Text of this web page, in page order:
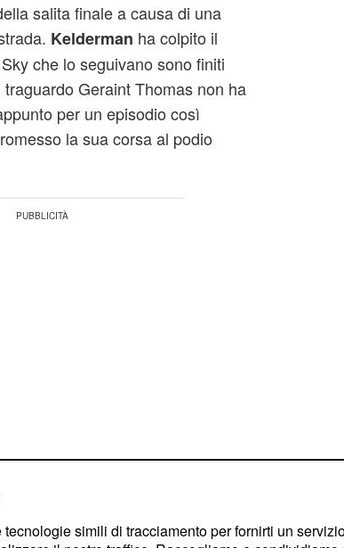
salita finale a causa di una
Kelderman ha colpito il
che lo seguivano sono finiti
Geraint Thomas non ha
per un episodio così
la sua corsa al podio
reinventarsi
simili di tracciamento per fornirti un